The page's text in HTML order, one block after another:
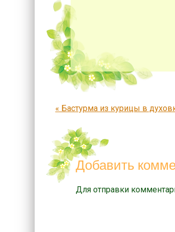
Запись
« Бастурма из курицы в
Добавить
Для отправки